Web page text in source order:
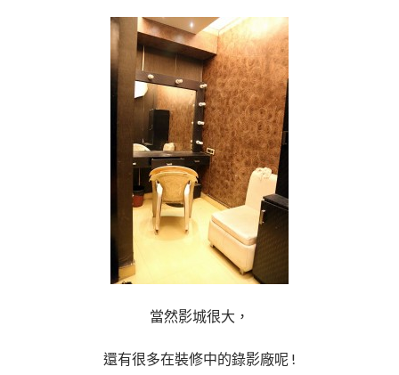
當然影城很大，
還有很多在裝修中的錄影廠呢 !